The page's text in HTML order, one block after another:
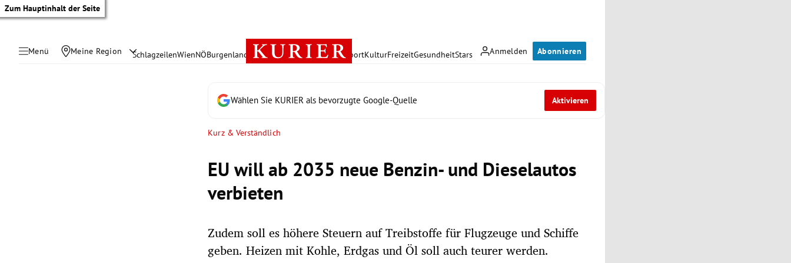
Zum Hauptinhalt der Seite
Menü Meine Region Anmelden Abonnieren
SchlagzeilenWienNÖBurgenland Österreich PolitikWirtschaft SportKulturFreizeitGesundheitStars
Wählen Sie KURIER als bevorzugte Google-Quelle Aktivieren
Kurz & Verständlich
EU will ab 2035 neue Benzin- und Dieselautos
verbieten
Zudem soll es höhere Steuern auf Treibstoffe für Flugzeuge und Schiffe
geben. Heizen mit Kohle, Erdgas und Öl soll auch teurer werden.